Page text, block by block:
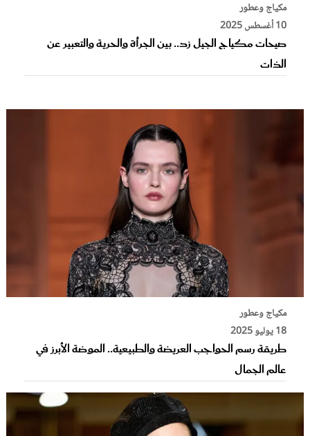
مكياج وعطور
10 أغسطس 2025
صيحات مكياج الجيل زد.. بين الجرأة والحرية والتعبير عن
الذات
مكياج وعطور
18 يوليو 2025
طريقة رسم الحواجب العريضة والطبيعية.. الموضة الأبرز في
عالم الجمال